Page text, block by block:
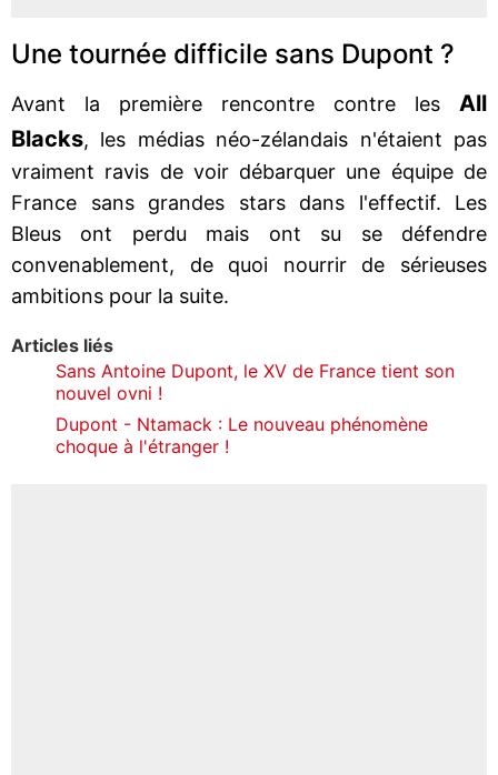
Une tournée difficile sans Dupont ?
Avant la première rencontre contre les All
Blacks, les médias néo-zélandais n'étaient pas
vraiment ravis de voir débarquer une équipe de
France sans grandes stars dans l'effectif. Les
Bleus ont perdu mais ont su se défendre
convenablement, de quoi nourrir de sérieuses
ambitions pour la suite.
Articles liés
Sans Antoine Dupont, le XV de France tient son
nouvel ovni !
Dupont - Ntamack : Le nouveau phénomène
choque à l'étranger !